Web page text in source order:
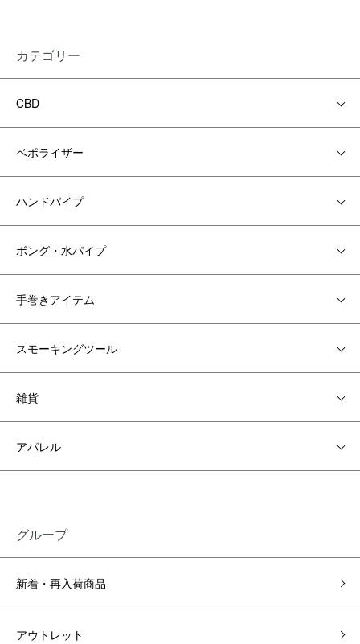
カテゴリー
CBD
ベポライザー
ハンドパイプ
ボング・水パイプ
手巻きアイテム
スモーキングツール
雑貨
アパレル
グループ
新着・再入荷商品
アウトレット